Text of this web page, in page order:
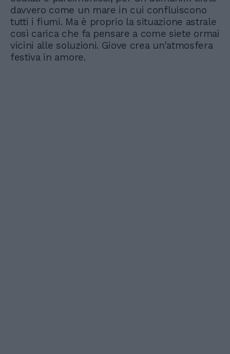
davvero come un mare in cui confluiscono
tutti i fiumi. Ma è proprio la situazione astrale
così carica che fa pensare a come siete ormai
vicini alle soluzioni. Giove crea un'atmosfera
festiva in amore.